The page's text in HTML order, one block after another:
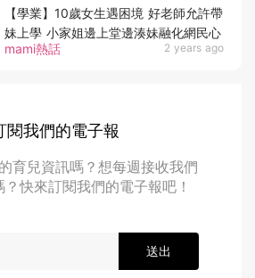
mami熱話 2 years ago
【學業】10歲女生遇困境 好老師允許帶
妹上學 小家姐邊上堂邊湊妹融化網民心
閱我們的電子報
育兒資訊嗎？想每週接收我們
快來訂閱我們的電子報吧！
送出